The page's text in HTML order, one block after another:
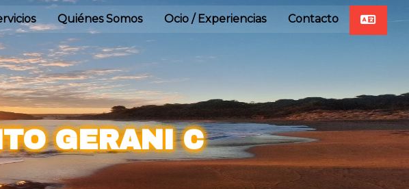
GERANI C
Contacto
Ocio / Experiencias
Quiénes Somos